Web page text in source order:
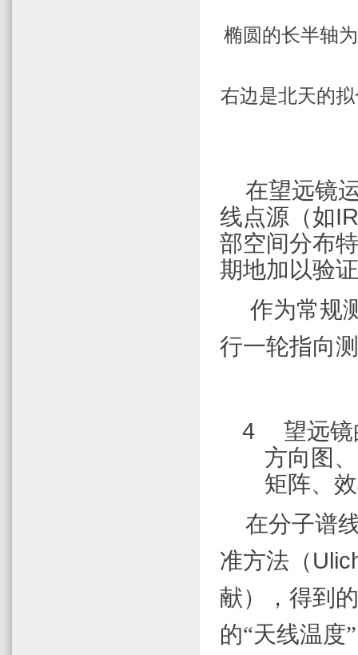
椭圆的长半轴为
右边是北天的
在望远镜
线点源（如
部空间分布
期地加以验
作为常规
行一轮指向
4
望远
方向图
矩阵、
在分子谱
准方法（
献），得到
的“天线温度